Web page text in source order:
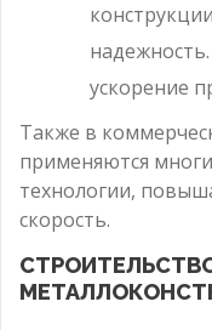
ускорение
Также в
применяются
технологии,
скорость.